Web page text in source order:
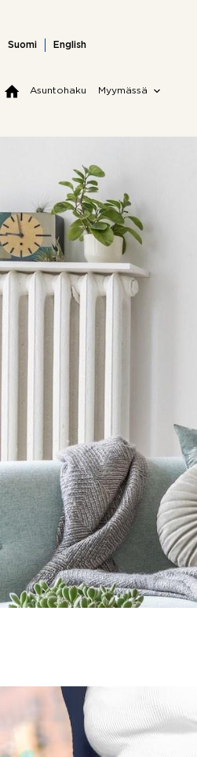
content
Suomi English
Asuntohaku Myymässä